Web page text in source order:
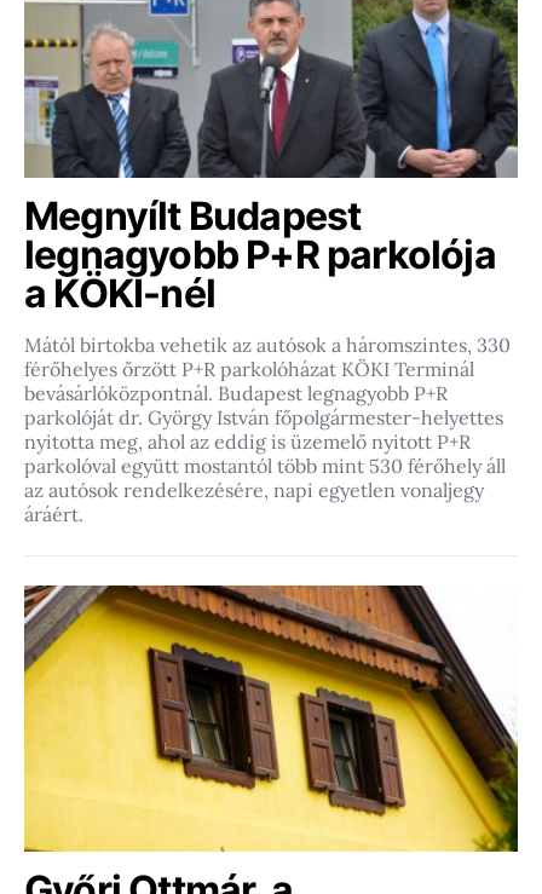
Megnyílt Budapest
legnagyobb P+R parkolója
a KÖKI-nél
Mától birtokba vehetik az autósok a háromszintes, 330
férőhelyes őrzött P+R parkolóházat KÖKI Terminál
bevásárlóközpontnál. Budapest legnagyobb P+R
parkolóját dr. György István főpolgármester-helyettes
nyitotta meg, ahol az eddig is üzemelő nyitott P+R
parkolóval együtt mostantól több mint 530 férőhely áll
az autósok rendelkezésére, napi egyetlen vonaljegy
áráért.